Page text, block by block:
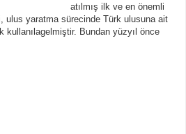
atılmış ilk ve en önemli
ulus yaratma sürecinde Türk ulusuna ait
kullanılagelmiştir. Bundan yüzyıl önce